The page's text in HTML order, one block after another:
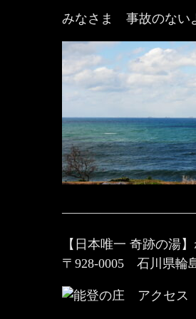
みなさま 事故のない
【日本唯一 奇跡の
〒928-0005 石川県輪